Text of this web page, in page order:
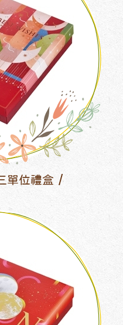
單位禮盒